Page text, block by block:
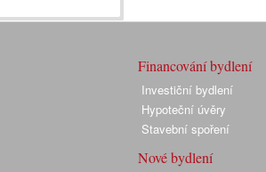
Financování bydlení
Investiční bydlení
Hypoteční úvěry
Stavební spoření
Nové bydlení